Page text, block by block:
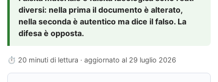
diversi: nella prima il documento è alterato,
nella seconda è autentico ma dice il falso. La
difesa è opposta.
⏱ 20 minuti di lettura · aggiornato al 29 luglio 2026